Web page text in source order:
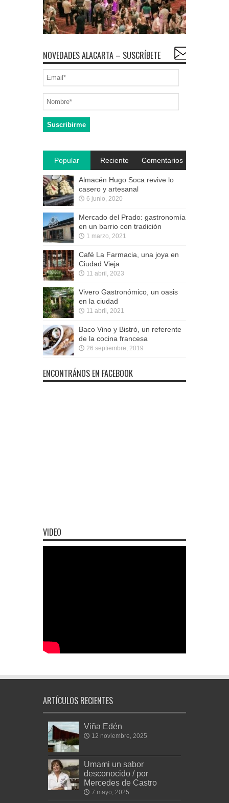
NOVEDADES ALACARTA – SUSCRÍBETE
Popular Reciente Comentarios
Almacén Hugo Soca revive lo
casero y artesanal
6 junio, 2020
Mercado del Prado: gastronomía
en un barrio con tradición
1 marzo, 2021
Café La Farmacia, una joya en
Ciudad Vieja
11 abril, 2023
Vivero Gastronómico, un oasis
en la ciudad
11 abril, 2021
Baco Vino y Bistró, un referente
de la cocina francesa
26 septiembre, 2019
ENCONTRÁNOS EN FACEBOOK
VIDEO
ARTÍCULOS RECIENTES
Viña Edén
12 noviembre, 2025
Umami un sabor
desconocido / por
Mercedes de Castro
7 mayo, 2025